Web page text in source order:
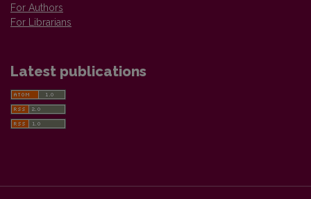
For Authors
For Librarians
Latest publications